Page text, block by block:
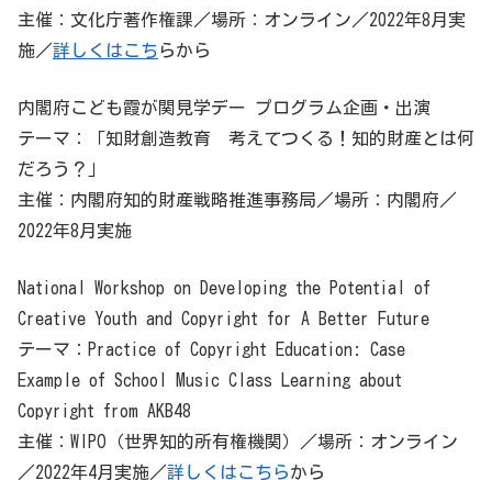
主催：文化庁著作権課／場所：オンライン／2022年8月実
施／詳しくはこちらから
内閣府こども霞が関見学デー プログラム企画・出演
テーマ：「知財創造教育 考えてつくる！知的財産とは何
だろう？」
主催：内閣府知的財産戦略推進事務局／場所：内閣府／
2022年8月実施
National Workshop on Developing the Potential of
Creative Youth and Copyright for A Better Future
テーマ：Practice of Copyright Education: Case
Example of School Music Class Learning about
Copyright from AKB48
主催：WIPO（世界知的所有権機関）／場所：オンライン
／2022年4月実施／詳しくはこちらから